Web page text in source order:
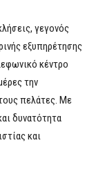
γεγονός
εξυπηρέτησης
κέντρο
την
πελάτες. Με
δυνατότητα
και